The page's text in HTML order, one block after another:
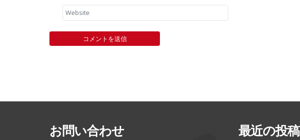
お問い合わせ 最近の投稿